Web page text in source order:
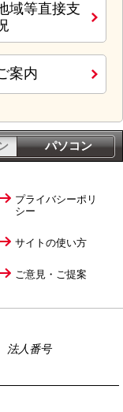
域等直接支
案内
パソコン
プライバシーポリ
シー
サイトの使い方
ご意見・ご提案
法人番号